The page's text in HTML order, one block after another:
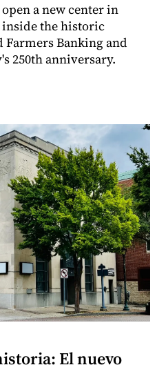
a new center in
the historic
Banking and
250th anniversary.
El nuevo